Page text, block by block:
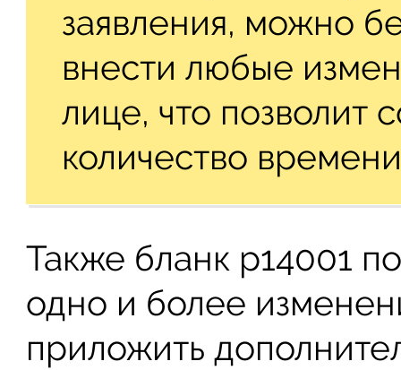
заявления, можно
внести любые
лице, что позволит
количество
Также бланк р14001
одно и более
приложить